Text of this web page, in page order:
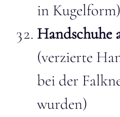
in Kugelform)
Handschuhe
(verzierte
bei der
wurden)